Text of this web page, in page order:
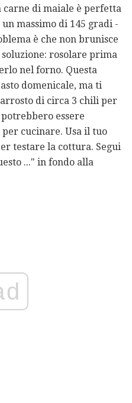
carne di maiale è perfetta
massimo di 145 gradi -
è che non brunisce
rosolare prima
nel forno. Questa
domenicale, ma ti
di circa 3 chili per
essere
cucinare. Usa il tuo
testare la cottura. Segui
..." in fondo alla